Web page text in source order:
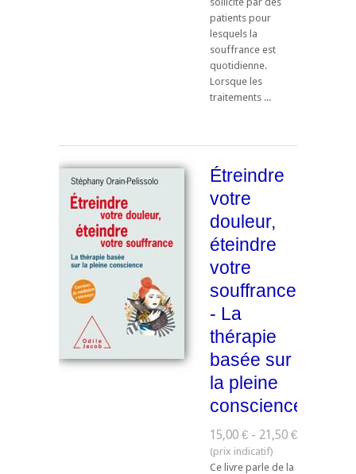
patients pour
lesquels la
souffrance est
quotidienne.
Lorsque les
traitements ...
Étreindre
votre
douleur,
éteindre
votre
souffrance
- La
thérapie
basée sur
la pleine
conscience
15,00 € - 21,50 €
Ce livre parle de la